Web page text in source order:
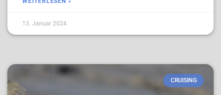
13. Januar 2024
CRUISING